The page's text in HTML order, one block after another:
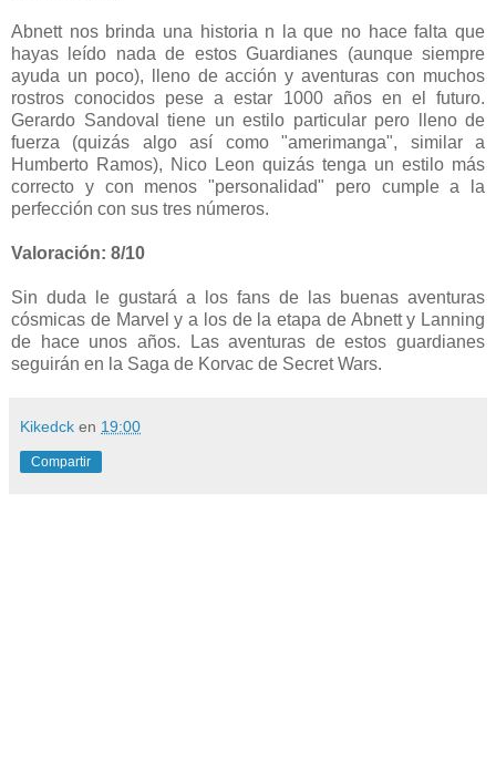
Abnett nos brinda una historia n la que no hace falta que
hayas leído nada de estos Guardianes (aunque siempre
ayuda un poco), lleno de acción y aventuras con muchos
rostros conocidos pese a estar 1000 años en el futuro.
Gerardo Sandoval tiene un estilo particular pero lleno de
fuerza (quizás algo así como "amerimanga", similar a
Humberto Ramos), Nico Leon quizás tenga un estilo más
correcto y con menos "personalidad" pero cumple a la
perfección con sus tres números.
Valoración: 8/10
Sin duda le gustará a los fans de las buenas aventuras
cósmicas de Marvel y a los de la etapa de Abnett y Lanning
de hace unos años. Las aventuras de estos guardianes
seguirán en la Saga de Korvac de Secret Wars.
Kikedck en 19:00
Compartir